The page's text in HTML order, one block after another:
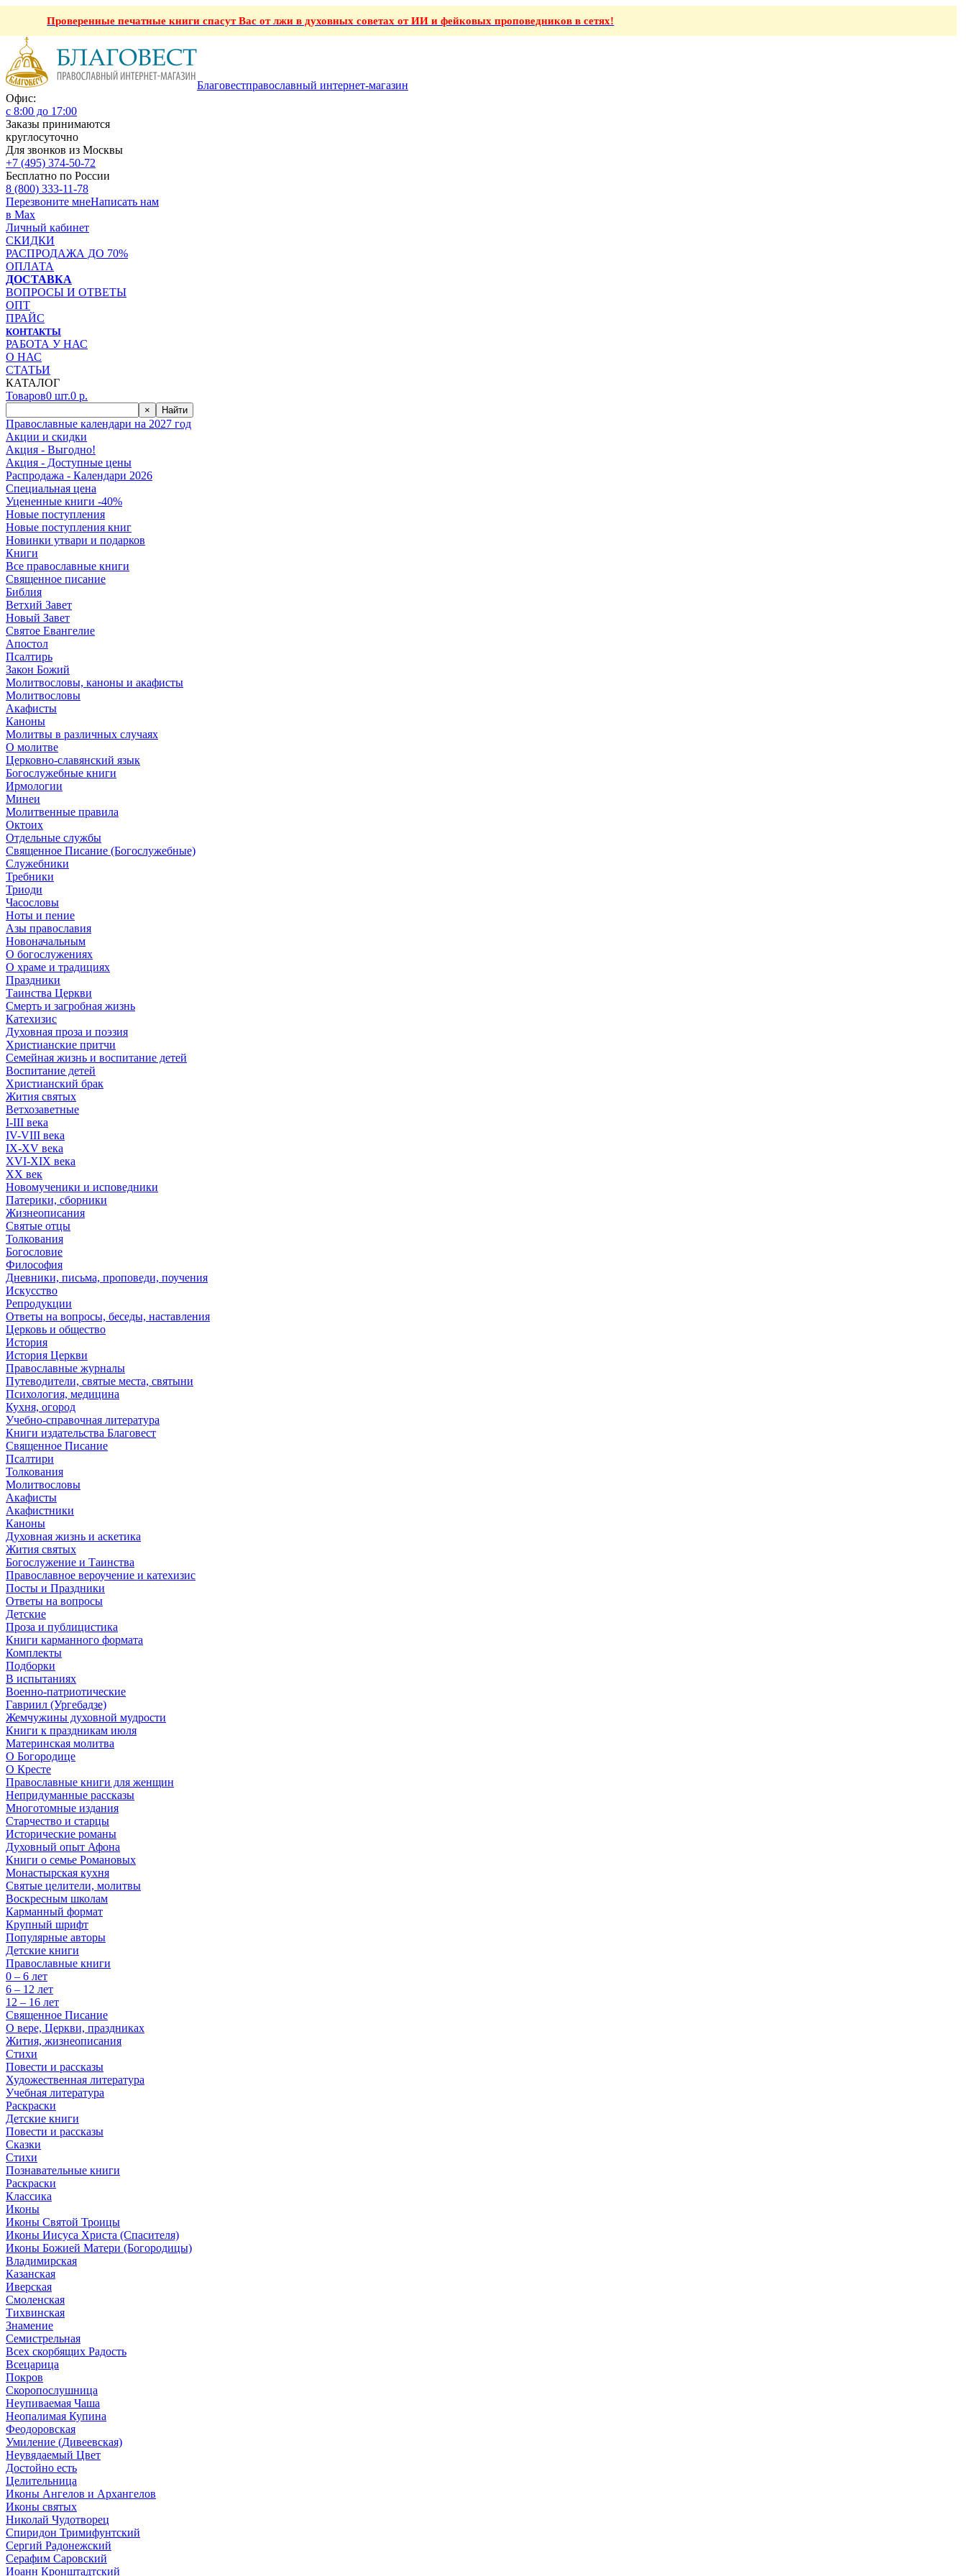
Проверенные печатные книги спасут Вас от лжи в духовных советах от ИИ и фейковых проповедников в сетях!
Благовестправославный интернет-магазин
Офис:
с 8:00 до 17:00
Заказы принимаются
круглосуточно
Для звонков из Москвы
+7 (495) 374-50-72
Бесплатно по России
8 (800) 333-11-78
Перезвоните мнеНаписать нам
в Max
Личный кабинет
СКИДКИ
РАСПРОДАЖА ДО 70%
ОПЛАТА
ДОСТАВКА
ВОПРОСЫ И ОТВЕТЫ
ОПТ
ПРАЙС
КОНТАКТЫ
РАБОТА У НАС
О НАС
СТАТЬИ
КАТАЛОГ
Товаров0 шт.0 р.
× Найти
Православные календари на 2027 год
Акции и скидки
Акция - Выгодно!
Акция - Доступные цены
Распродажа - Календари 2026
Специальная цена
Уцененные книги -40%
Новые поступления
Новые поступления книг
Новинки утвари и подарков
Книги
Все православные книги
Священное писание
Библия
Ветхий Завет
Новый Завет
Святое Евангелие
Апостол
Псалтирь
Закон Божий
Молитвословы, каноны и акафисты
Молитвословы
Акафисты
Каноны
Молитвы в различных случаях
О молитве
Церковно-славянский язык
Богослужебные книги
Ирмологии
Минеи
Молитвенные правила
Октоих
Отдельные службы
Священное Писание (Богослужебные)
Служебники
Требники
Триоди
Часословы
Ноты и пение
Азы православия
Новоначальным
О богослужениях
О храме и традициях
Праздники
Таинства Церкви
Смерть и загробная жизнь
Катехизис
Духовная проза и поэзия
Христианские притчи
Семейная жизнь и воспитание детей
Воспитание детей
Христианский брак
Жития святых
Ветхозаветные
I-III века
IV-VIII века
IX-XV века
XVI-XIX века
XX век
Новомученики и исповедники
Патерики, сборники
Жизнеописания
Святые отцы
Толкования
Богословие
Философия
Дневники, письма, проповеди, поучения
Искусство
Репродукции
Ответы на вопросы, беседы, наставления
Церковь и общество
История
История Церкви
Православные журналы
Путеводители, святые места, святыни
Психология, медицина
Кухня, огород
Учебно-справочная литература
Книги издательства Благовест
Священное Писание
Псалтири
Толкования
Молитвословы
Акафисты
Акафистники
Каноны
Духовная жизнь и аскетика
Жития святых
Богослужение и Таинства
Православное вероучение и катехизис
Посты и Праздники
Ответы на вопросы
Детские
Проза и публицистика
Книги карманного формата
Комплекты
Подборки
В испытаниях
Военно-патриотические
Гавриил (Ургебадзе)
Жемчужины духовной мудрости
Книги к праздникам июля
Материнская молитва
О Богородице
О Кресте
Православные книги для женщин
Непридуманные рассказы
Многотомные издания
Старчество и старцы
Исторические романы
Духовный опыт Афона
Книги о семье Романовых
Монастырская кухня
Святые целители, молитвы
Воскресным школам
Карманный формат
Крупный шрифт
Популярные авторы
Детские книги
Православные книги
0 – 6 лет
6 – 12 лет
12 – 16 лет
Священное Писание
О вере, Церкви, праздниках
Жития, жизнеописания
Стихи
Повести и рассказы
Художественная литература
Учебная литература
Раскраски
Детские книги
Повести и рассказы
Сказки
Стихи
Познавательные книги
Раскраски
Классика
Иконы
Иконы Святой Троицы
Иконы Иисуса Христа (Спасителя)
Иконы Божией Матери (Богородицы)
Владимирская
Казанская
Иверская
Смоленская
Тихвинская
Знамение
Семистрельная
Всех скорбящих Радость
Всецарица
Покров
Скоропослушница
Неупиваемая Чаша
Неопалимая Купина
Феодоровская
Умиление (Дивеевская)
Неувядаемый Цвет
Достойно есть
Целительница
Иконы Ангелов и Архангелов
Иконы святых
Николай Чудотворец
Спиридон Тримифунтский
Сергий Радонежский
Серафим Саровский
Иоанн Кронштадтский